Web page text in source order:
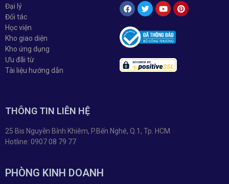
Đại lý
Đối tác
Học viện
Kho giao diện
Kho ứng dụng
Ưu đãi từ
Tài liệu hướng dẫn
THÔNG TIN LIÊN HỆ
25 Bis Nguyễn Bỉnh Khiêm, P.Bến Nghé, Q.1, Tp. HCM
Hotline: 0907 08 79 77
PHÒNG KINH DOANH